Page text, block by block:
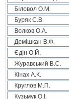
Біловол О.М.
Буряк С.В.
Волков О.А.
Демішкан В.Ф.
Єдін О.Й.
Журавський В.С.
Кінах А.К.
Круглов М.П.
Кузьмук О.І.